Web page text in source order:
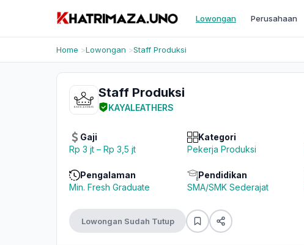
Lowongan Perusahaan
Home Lowongan Staff Produksi
Staff Produksi
KAYALEATHERS
Gaji
Rp 3 jt – Rp 3,5 jt
Kategori
Pekerja Produksi
Pengalaman
Min. Fresh Graduate
Pendidikan
SMA/SMK Sederajat
Lowongan Sudah Tutup